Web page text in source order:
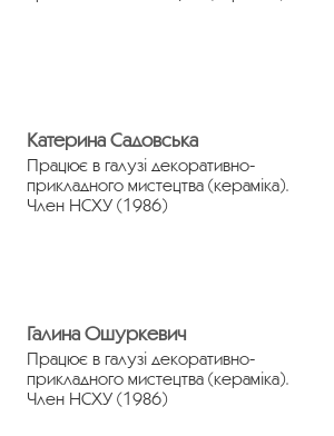
Катерина Садовська
Працює в галузі декоративно-
прикладного мистецтва (кераміка).
Член НСХУ (1986)
Галина Ошуркевич
Працює в галузі декоративно-
прикладного мистецтва (кераміка).
Член НСХУ (1986)